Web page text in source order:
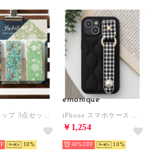
ヘアクリップ 3点セット （その他14）
10
emonique
iPhone スマホケース カバー PUレザー オニオンキルティング パール付きハンドル （ブラック）
￥1,254
40% 10